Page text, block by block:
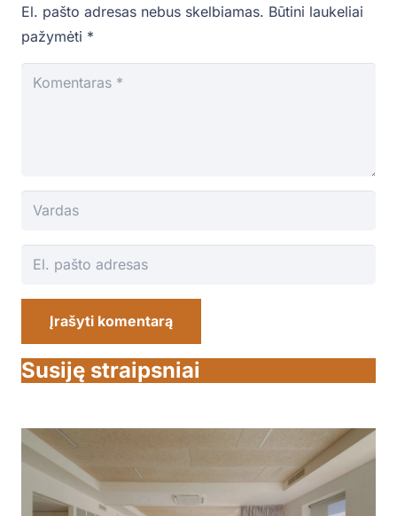
El. pašto adresas nebus skelbiamas. Būtini laukeliai
pažymėti *
Įrašyti komentarą
Susiję straipsniai